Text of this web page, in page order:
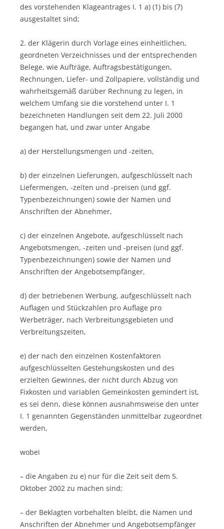
des vorstehenden Klageantrages I. 1 a) (1) bis (7)
ausgestaltet sind;
2. der Klägerin durch Vorlage eines einheitlichen,
geordneten Verzeichnisses und der entsprechenden
Belege, wie Aufträge, Auftragsbestätigungen,
Rechnungen, Liefer- und Zollpapiere, vollständig und
wahrheitsgemäß darüber Rechnung zu legen, in
welchem Umfang sie die vorstehend unter I. 1
bezeichneten Handlungen seit dem 22. Juli 2000
begangen hat, und zwar unter Angabe
a) der Herstellungsmengen und -zeiten,
b) der einzelnen Lieferungen, aufgeschlüsselt nach
Liefermengen, -zeiten und -preisen (und ggf.
Typenbezeichnungen) sowie der Namen und
Anschriften der Abnehmer,
c) der einzelnen Angebote, aufgeschlüsselt nach
Angebotsmengen, -zeiten und -preisen (und ggf.
Typenbezeichnungen) sowie der Namen und
Anschriften der Angebotsempfänger,
d) der betriebenen Werbung, aufgeschlüsselt nach
Auflagen und Stückzahlen pro Auflage pro
Werbeträger, nach Verbreitungsgebieten und
Verbreitungszeiten,
e) der nach den einzelnen Kostenfaktoren
aufgeschlüsselten Gestehungskosten und des
erzielten Gewinnes, der nicht durch Abzug von
Fixkosten und variablen Gemeinkosten gemindert ist,
es sei denn, diese können ausnahmsweise den unter
I. 1 genannten Gegenständen unmittelbar zugeordnet
werden,
wobei
– die Angaben zu e) nur für die Zeit seit dem 5.
Oktober 2002 zu machen sind;
– der Beklagten vorbehalten bleibt, die Namen und
Anschriften der Abnehmer und Angebotsempfänger